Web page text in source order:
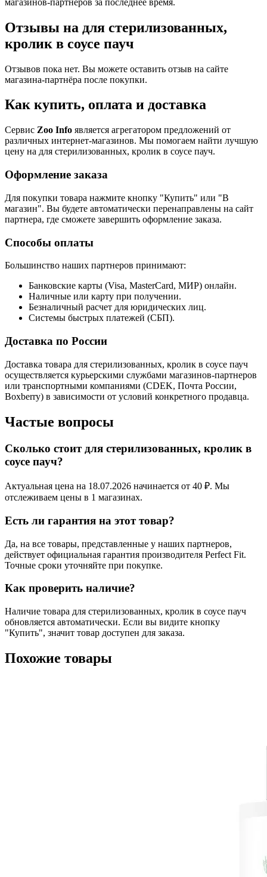
Отзывы на для стерилизованных,
кролик в соусе пауч
Отзывов пока нет. Вы можете оставить отзыв на сайте
магазина-партнёра после покупки.
Как купить, оплата и доставка
Сервис Zoo Info является агрегатором предложений от
различных интернет-магазинов. Мы помогаем найти лучшую
цену на для стерилизованных, кролик в соусе пауч.
Оформление заказа
Для покупки товара нажмите кнопку "Купить" или "В
магазин". Вы будете автоматически перенаправлены на сайт
партнера, где сможете завершить оформление заказа.
Способы оплаты
Большинство наших партнеров принимают:
Банковские карты (Visa, MasterCard, МИР) онлайн.
Наличные или карту при получении.
Безналичный расчет для юридических лиц.
Системы быстрых платежей (СБП).
Доставка по России
Доставка товара для стерилизованных, кролик в соусе пауч
осуществляется курьерскими службами магазинов-партнеров
или транспортными компаниями (CDEK, Почта России,
Boxberry) в зависимости от условий конкретного продавца.
Частые вопросы
Сколько стоит для стерилизованных, кролик в
соусе пауч?
Актуальная цена на 18.07.2026 начинается от 40 ₽. Мы
отслеживаем цены в 1 магазинах.
Есть ли гарантия на этот товар?
Да, на все товары, представленные у наших партнеров,
действует официальная гарантия производителя Perfect Fit.
Точные сроки уточняйте при покупке.
Как проверить наличие?
Наличие товара для стерилизованных, кролик в соусе пауч
обновляется автоматически. Если вы видите кнопку
"Купить", значит товар доступен для заказа.
Похожие товары